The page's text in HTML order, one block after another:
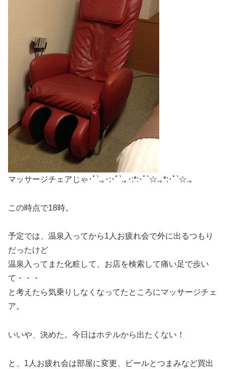
マッサージチェアじゃ･ﾟ`.｡･:･ﾟ`.｡･:*:･ﾟ`☆.｡*:･ﾟ`☆.｡
この時点で18時。
予定では、温泉入ってから1人お疲れ会で外に出るつもり
だったけど
温泉入ってまた化粧して、お店を検索して痛い足で歩い
て・・・
と考えたら気乗りしなくなってたところにマッサージチェ
ア。
いいや、決めた。今日はホテルから出たくない！
と、1人お疲れ会は部屋に変更、ビールとつまみなど買出